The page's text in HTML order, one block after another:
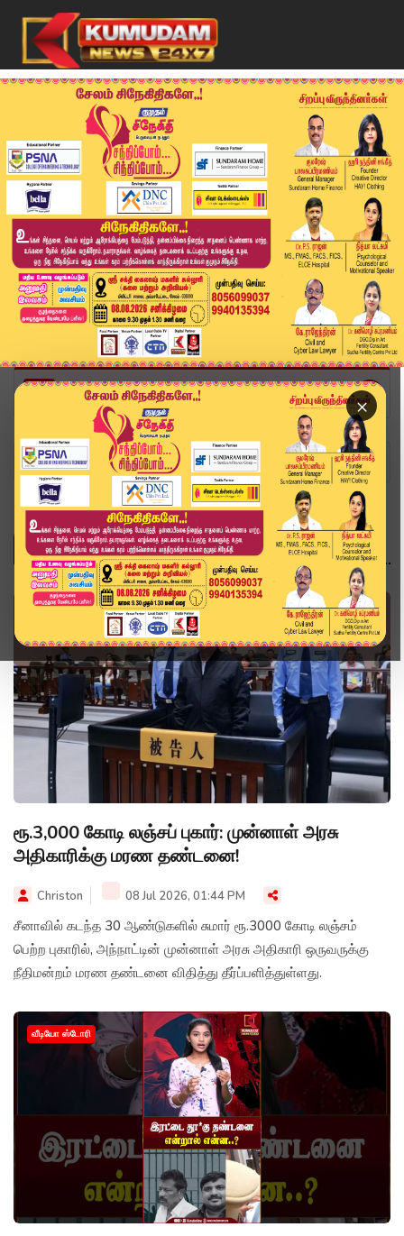
×
Home Topics
ரூ.3,000 கோடி லஞ்சப் புகார்: முன்னாள் அரசு
அதிகாரிக்கு மரண தண்டனை!
Christon 08 Jul 2026, 01:44 PM
சீனாவில் கடந்த 30 ஆண்டுகளில் சுமார் ரூ.3000 கோடி லஞ்சம்
பெற்ற புகாரில், அந்நாட்டின் முன்னாள் அரசு அதிகாரி ஒருவருக்கு
நீதிமன்றம் மரண தண்டனை விதித்து தீர்ப்பளித்துள்ளது.
வீடியோ ஸ்டோரி